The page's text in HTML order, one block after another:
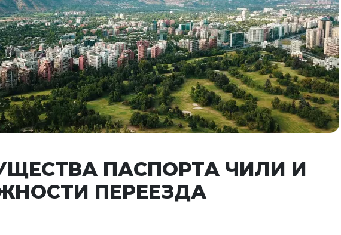
ПАСПОРТА ЧИЛИ И
ПЕРЕЕЗДА